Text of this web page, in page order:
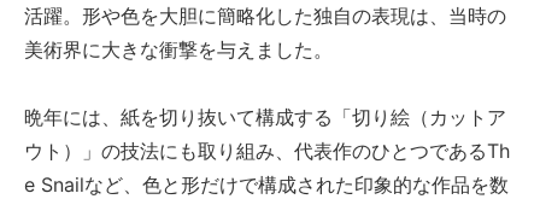
活躍。形や色を大胆に簡略化した独自の表現は、当時の
美術界に大きな衝撃を与えました。
晩年には、紙を切り抜いて構成する「切り絵（カットア
ウト）」の技法にも取り組み、代表作のひとつであるTh
e Snailなど、色と形だけで構成された印象的な作品を数